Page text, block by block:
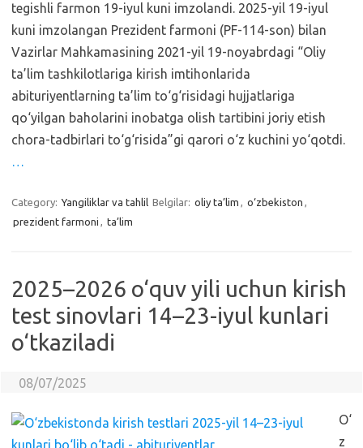
tegishli farmon 19-iyul kuni imzolandi. 2025-yil 19-iyul
kuni imzolangan Prezident farmoni (PF-114-son) bilan
Vazirlar Mahkamasining 2021-yil 19-noyabrdagi “Oliy
ta’lim tashkilotlariga kirish imtihonlarida
abituriyentlarning ta’lim to‘g‘risidagi hujjatlariga
qo‘yilgan baholarini inobatga olish tartibini joriy etish
chora-tadbirlari to‘g‘risida”gi qarori o‘z kuchini yo‘qotdi.
…
Category: Yangiliklar va tahlil Belgilar: oliy ta’lim , o‘zbekiston ,
prezident farmoni , ta’lim
2025–2026 o‘quv yili uchun kirish
test sinovlari 14–23-iyul kunlari
o‘tkaziladi
08/07/2025
O‘
z